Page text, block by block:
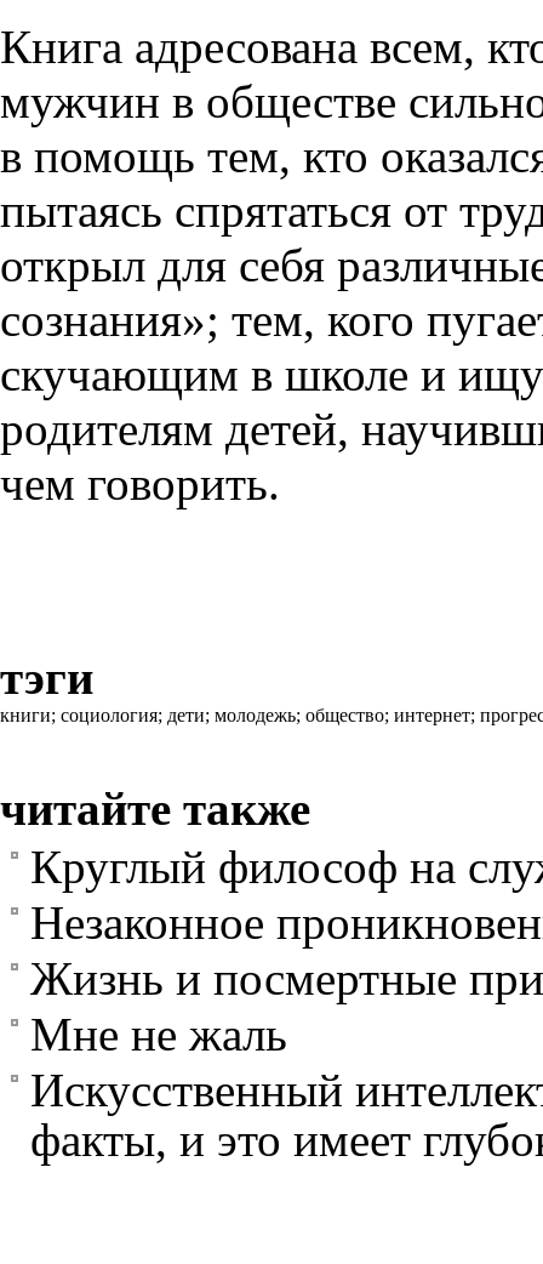
Книга адресована всем,
мужчин в обществе
в помощь тем, кто
пытаясь спрятаться от
открыл для себя
сознания»; тем, кого
скучающим в школе и
родителям детей,
чем говорить.
тэги
книги; социология; дети; молодежь; общество; интернет;
читайте также
Круглый философ на
Незаконное
Жизнь и посмертные
Мне не жаль
Искусственный
факты, и это имеет